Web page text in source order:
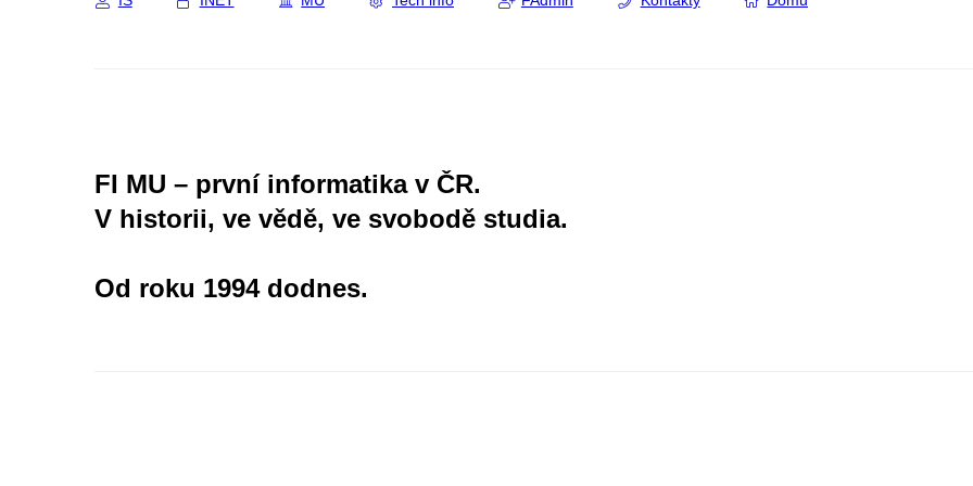
FI MU – první informatika v ČR.
V historii, ve vědě, ve svobodě studia.
Od roku 1994 dodnes.